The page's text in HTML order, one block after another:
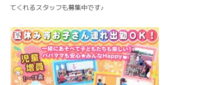
てくれるスタッフも募集中です♪